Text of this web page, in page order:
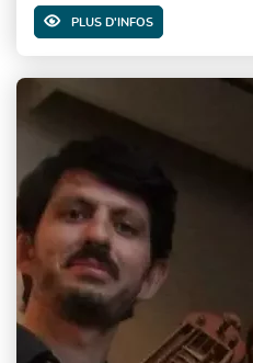
PLUS D'INFOS